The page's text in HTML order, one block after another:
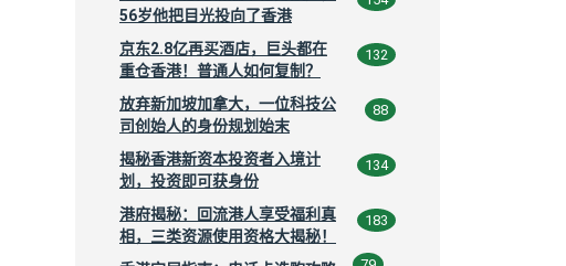
56岁他把目光投向了香港
京东2.8亿再买酒店，巨头都在
重仓香港！普通人如何复制？
132
放弃新加坡加拿大，一位科技公
司创始人的身份规划始末
88
揭秘香港新资本投资者入境计
划，投资即可获身份
134
港府揭秘：回流港人享受福利真
相，三类资源使用资格大揭秘！
183